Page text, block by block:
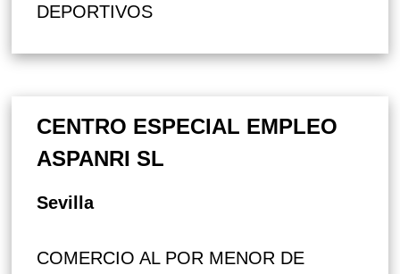
DEPORTIVOS
CENTRO ESPECIAL EMPLEO
ASPANRI SL
Sevilla
COMERCIO AL POR MENOR DE